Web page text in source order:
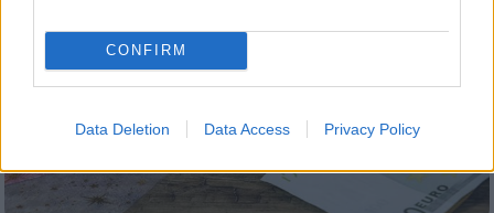
CONFIRM
Data Deletion Data Access Privacy Policy